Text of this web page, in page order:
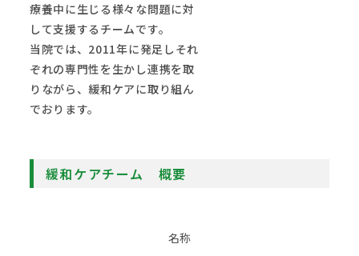
療養中に生じる様々な問題に対
して支援するチームです。
当院では、2011年に発足しそれ
ぞれの専門性を生かし連携を取
りながら、緩和ケアに取り組ん
でおります。
緩和ケアチーム 概要
名称